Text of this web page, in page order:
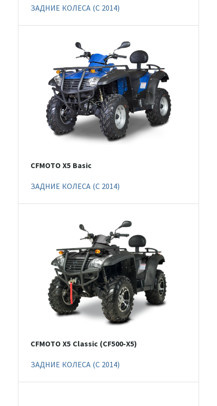
ЗАДНИЕ КОЛЕСА (C 2014)
CFMOTO X5 Basic
ЗАДНИЕ КОЛЕСА (C 2014)
CFMOTO X5 Classic (CF500-X5)
ЗАДНИЕ КОЛЕСА (C 2014)